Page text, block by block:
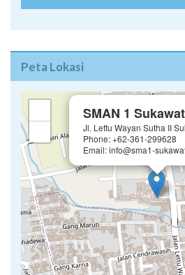
Peta Lokasi
SMAN 1
Jl. Lettu Wayan Sutha II
Phone: +62-361-299628
Email: info@sma1-